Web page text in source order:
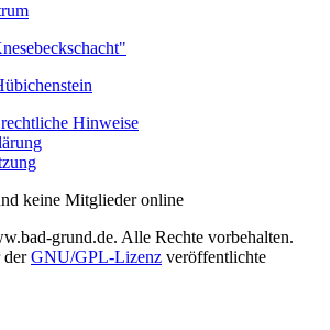
Hinweise
keine Mitglieder online
grund.de. Alle Rechte vorbehalten.
derGNU/GPL-Lizenz veröffentlichte